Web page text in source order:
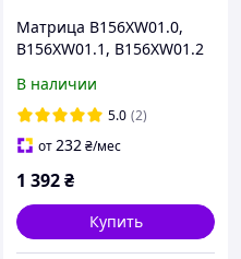
Матрица B156XW01.0,
B156XW01.1, B156XW01.2
30pin). Глянцевая
В наличии
5.0 (2)
от232₴/мес
1 392₴
Купить